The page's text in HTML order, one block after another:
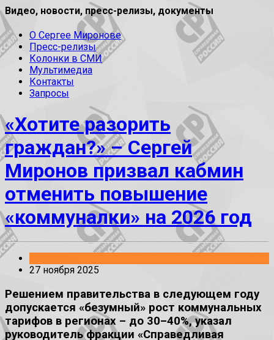
Видео, новости, пресс-релизы, документы
О Сергее Миронове
Пресс-релизы
Колонки в СМИ
Мультимедиа
Контакты
Запросы
«Хотите разорить
граждан?» – Сергей
Миронов призвал кабмин
отменить повышение
«коммуналки» на 2026 год
27 ноября 2025
Решением правительства в следующем году
допускается «безумный» рост коммунальных
тарифов в регионах – до 30–40%, указал
руководитель фракции «Справедливая